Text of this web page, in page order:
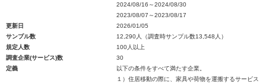
2024/08/16～2024/08/30
2023/08/07～2023/08/17
更新日
2026/01/05
サンプル数
12,290人（調査時サンプル数13,548人）
規定人数
100人以上
調査企業(サービス)数
30
定義
以下の条件をすべて満たす企業。
１）住居移動の際に、家具や荷物を運搬するサービス